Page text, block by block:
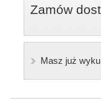
Zamów
Masz już